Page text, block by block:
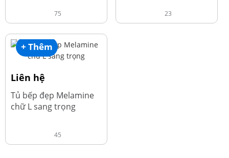
75 23
+ Thêm
Liên hệ
Tủ bếp đẹp Melamine
chữ L sang trọng
45